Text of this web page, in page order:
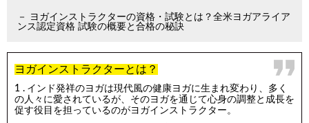
ヨガインストラクターの資格・試験とは？全米ヨガアライア
ンス認定資格 試験の概要と合格の秘訣
ヨガインストラクターとは？
インド発祥のヨガは現代風の健康ヨガに生まれ変わり、多く
の人々に愛されているが、そのヨガを通じて心身の調整と成長を
促す役目を担っているのがヨガインストラクター。